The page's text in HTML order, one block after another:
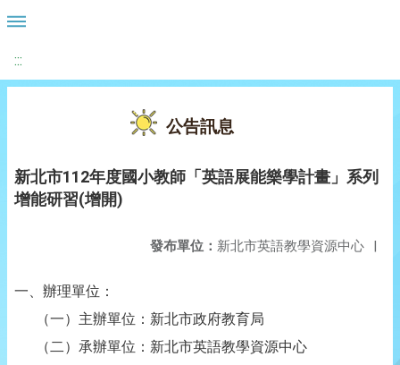
:::
公告訊息
新北市112年度國小教師「英語展能樂學計畫」系列
增能研習(增開)
發布單位： 新北市英語教學資源中心 |
一、辦理單位：
（一）主辦單位：新北市政府教育局
（二）承辦單位：新北市英語教學資源中心